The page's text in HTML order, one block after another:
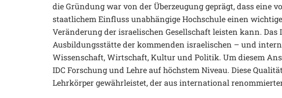
die Gründung war von der Überzeugung geprägt, dass eine
staatlichem Einfluss unabhängige Hochschule einen
Veränderung der israelischen Gesellschaft leisten kann. Das
Ausbildungsstätte der kommenden israelischen – und
Wissenschaft, Wirtschaft, Kultur und Politik. Um diesem
IDC Forschung und Lehre auf höchstem Niveau. Diese
Lehrkörper gewährleistet, der aus international